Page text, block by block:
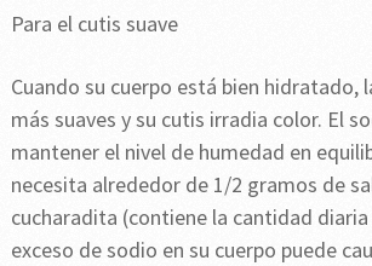
Para el cutis suave
Cuando su cuerpo está bien hidratado,
más suaves y su cutis irradia color. El
mantener el nivel de humedad en
necesita alrededor de 1/2 gramos de
cucharadita (contiene la cantidad
exceso de sodio en su cuerpo puede